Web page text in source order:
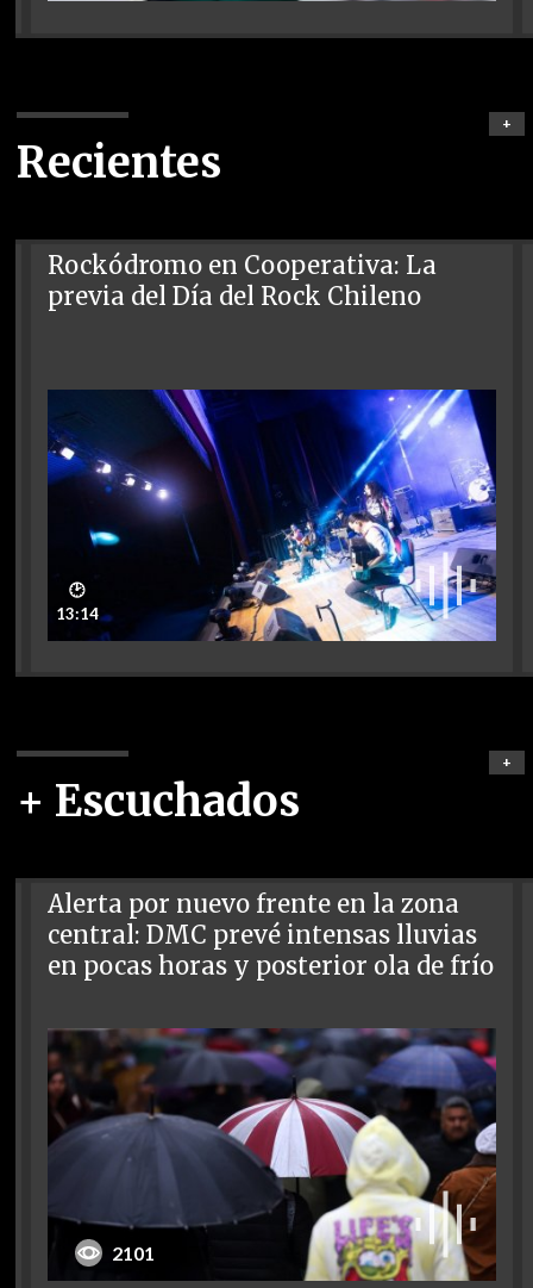
Recientes
+
Rockódromo en Cooperativa: La
previa del Día del Rock Chileno
🕑
13:14
+ Escuchados
+
Alerta por nuevo frente en la zona
central: DMC prevé intensas lluvias
en pocas horas y posterior ola de frío
2101